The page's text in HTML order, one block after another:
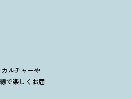
ルチャーや
で楽しくお届